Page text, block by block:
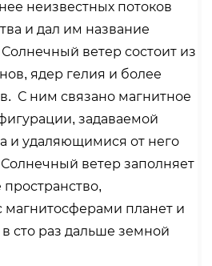
неизвестных потоков
и дал им название
ветер состоит из
ядер гелия и более
С ним связано магнитное
задаваемой
и удаляющимися от него
ветер заполняет
магнитосферами планет и
сто раз дальше земной